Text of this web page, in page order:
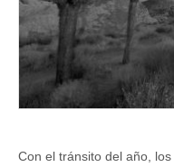
Con el tránsito del año, los